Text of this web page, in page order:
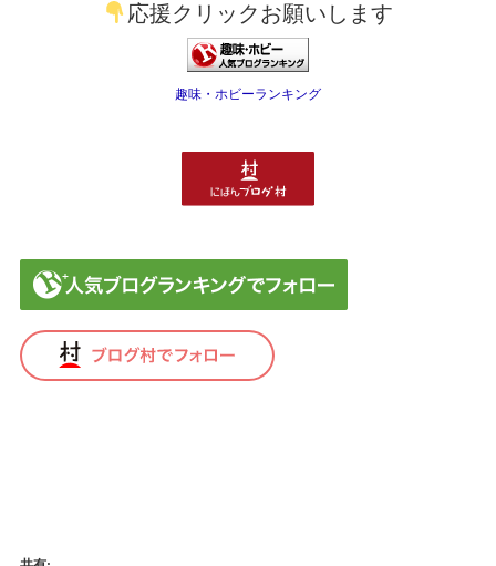
応援クリックお願いします
趣味・ホビーランキング